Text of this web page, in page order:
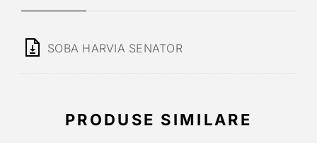
SOBA HARVIA SENATOR
PRODUSE SIMILARE